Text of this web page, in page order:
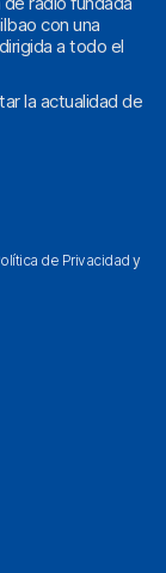
con una
a todo el
la actualidad de
de Privacidady